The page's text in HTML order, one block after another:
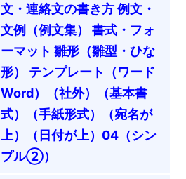
文・連絡文の書き方 例文・
文例（例文集） 書式・フォ
ーマット 雛形（雛型・ひな
形） テンプレート（ワード
Word）（社外）（基本書
式）（手紙形式）（宛名が
上）（日付が上）04（シン
プル②）